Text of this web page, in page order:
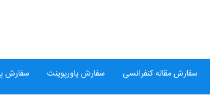
سفارش مقاله کنفرانسی سفارش پاورپوینت سفارش